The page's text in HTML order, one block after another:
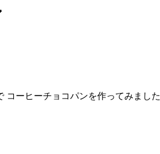
コーヒーチョコパンを作ってみました